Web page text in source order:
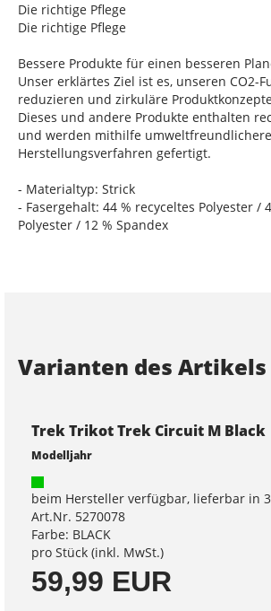
Die richtige Pflege
Die richtige Pflege
Bessere Produkte für einen besseren
Unser erklärtes Ziel ist es, unseren CO2-
reduzieren und zirkuläre
Dieses und andere Produkte enthalten
und werden mithilfe
Herstellungsverfahren gefertigt.
- Materialtyp: Strick
- Fasergehalt: 44 % recyceltes Polyester /
Polyester / 12 % Spandex
Varianten des Artikels
Trek Trikot Trek Circuit M Black
Modelljahr
beim Hersteller verfügbar, lieferbar in
Art.Nr. 5270078
Farbe: BLACK
pro Stück (inkl. MwSt.)
59,99 EUR